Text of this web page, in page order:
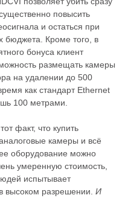
повысить
и остаться при
бюджета. Кроме того, в
бонуса клиент
размещать камеры
на удалении до 500
как стандарт Ethernet
100 метрами.
факт, что купить
камеры и всё
оборудование можно
умеренную стоимость,
испытывает
высоком разрешении. И